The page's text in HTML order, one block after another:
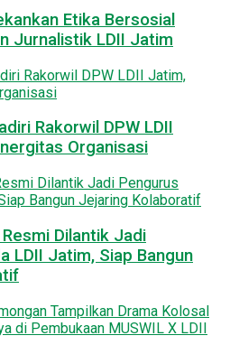
Etika Bersosial
Jurnalistik LDII Jatim
Rakorwil DPW LDII
Organisasi
Dilantik Jadi
LDII Jatim, Siap Bangun